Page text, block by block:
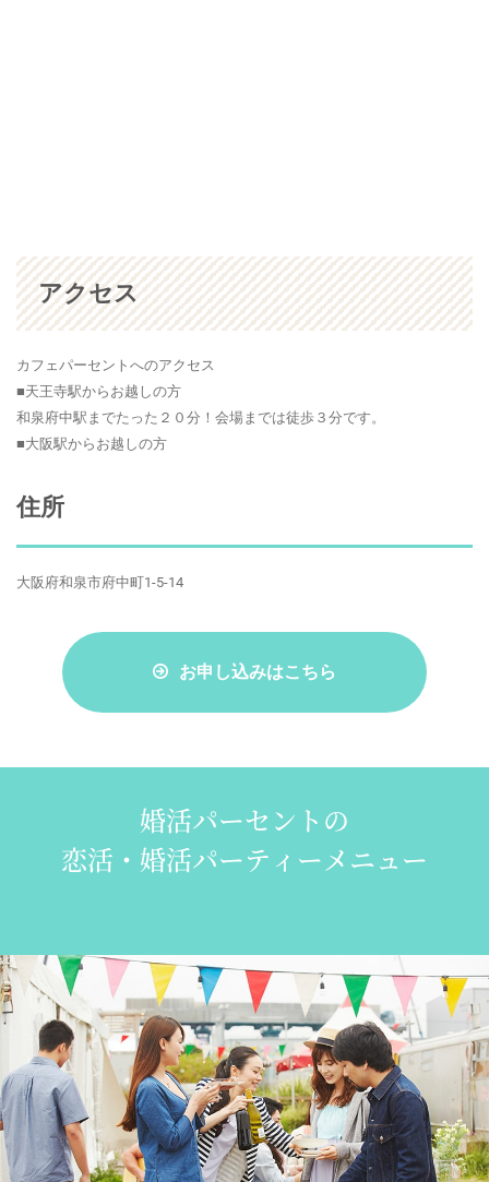
アクセス
カフェパーセントへのアクセス
■天王寺駅からお越しの方
和泉府中駅までたった２０分！会場までは徒歩３分です。
■大阪駅からお越しの方
住所
大阪府和泉市府中町1-5-14
お申し込みはこちら
婚活パーセントの
恋活・婚活パーティーメニュー